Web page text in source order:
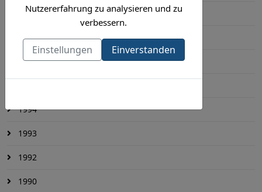
1998
1997
1996
1994
1993
1992
1990
Nutzererfahrung zu analysieren und zu
verbessern.
Einstellungen Einverstanden